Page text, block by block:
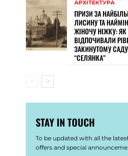
АРХІТЕКТУРА
ПРИЗИ ЗА
ЛИСИНУ ТА
ЖІНОЧУ НІЖКУ: ЯК
ВІДПОЧИВАЛИ
ЗАКИНУТОМУ САДУ
“СЕЛЯНКА”
STAY IN TOUCH
To be updated with all the
offers and special